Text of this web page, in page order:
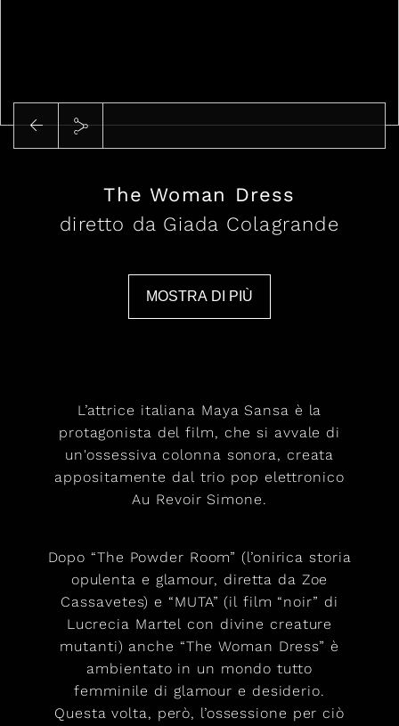
The Woman Dress
diretto da Giada Colagrande
MOSTRA DI PIÙ
L’attrice italiana Maya Sansa è la
protagonista del film, che si avvale di
un'ossessiva colonna sonora, creata
appositamente dal trio pop elettronico
Au Revoir Simone.
Dopo “The Powder Room” (l’onirica storia
opulenta e glamour, diretta da Zoe
Cassavetes) e “MUTA” (il film “noir” di
Lucrecia Martel con divine creature
mutanti) anche “The Woman Dress” è
ambientato in un mondo tutto
femminile di glamour e desiderio.
Questa volta, però, l’ossessione per ciò